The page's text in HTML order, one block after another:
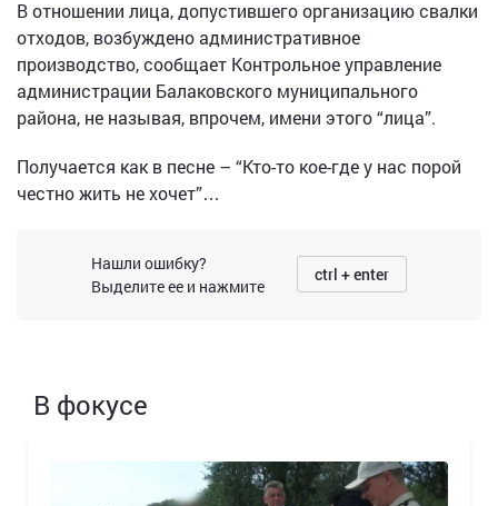
В отношении лица, допустившего организацию свалки
отходов, возбуждено административное
производство, сообщает Контрольное управление
администрации Балаковского муниципального
района, не называя, впрочем, имени этого “лица”.
Получается как в песне – “Кто-то кое-где у нас порой
честно жить не хочет”…
Нашли ошибку?
Выделите ее и нажмите
ctrl + enter
В фокусе